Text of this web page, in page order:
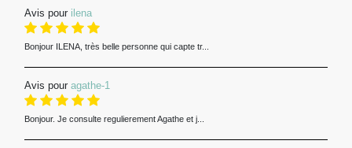
Avis pour ilena
Bonjour ILENA, très belle personne qui capte tr...
Avis pour agathe-1
Bonjour. Je consulte regulierement Agathe et j...